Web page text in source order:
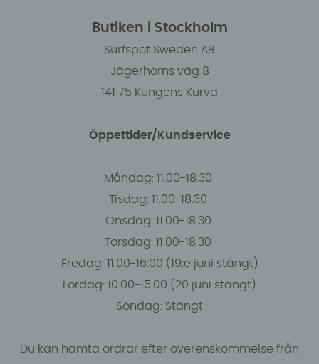
Butiken i Stockholm
Surfspot Sweden AB
Jägerhorns väg 8
141 75 Kungens Kurva
Öppettider/Kundservice
Måndag: 11.00-18.30
Tisdag: 11.00-18.30
Onsdag: 11.00-18.30
Torsdag: 11.00-18.30
Fredag: 11.00-16:00 (19:e juni stängt)
Lördag: 10.00-15.00 (20 juni stängt)
Söndag: Stängt
Du kan hämta ordrar efter överenskommelse från